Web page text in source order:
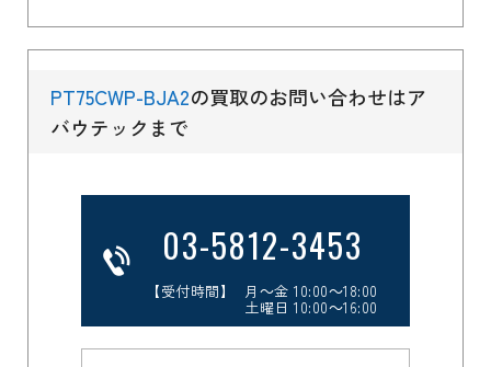
PT75CWP-BJA2の買取のお問い合わせはア
バウテックまで
03-5812-3453
【受付時間】 月～金 10:00～18:00
土曜日 10:00～16:00